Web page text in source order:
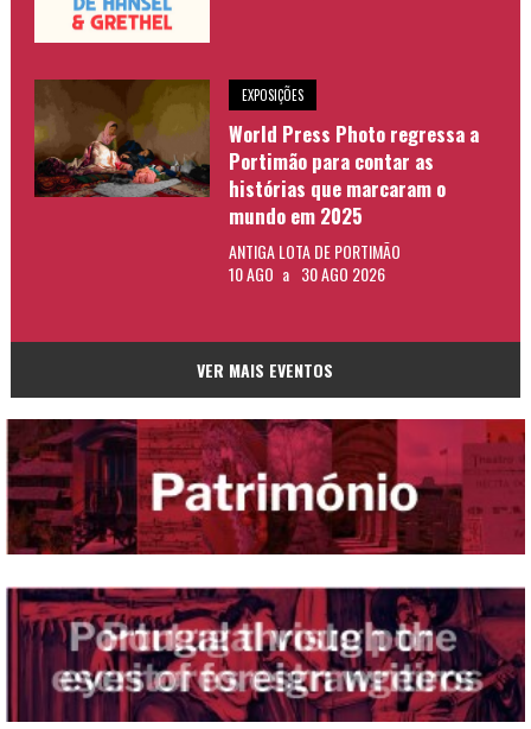
EXPOSIÇÕES
World Press Photo regressa a
Portimão para contar as
histórias que marcaram o
mundo em 2025
ANTIGA LOTA DE PORTIMÃO
10 AGO a 30 AGO 2026
VER MAIS EVENTOS